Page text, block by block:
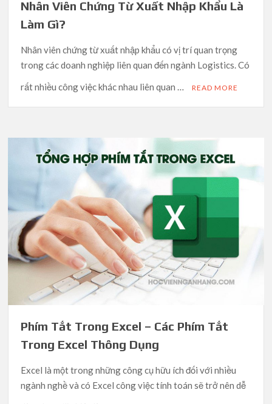
Nhân Viên Chứng Từ Xuất Nhập Khẩu Là
Làm Gì?
Nhân viên chứng từ xuất nhập khẩu có vị trí quan trọng
trong các doanh nghiệp liên quan đến ngành Logistics. Có
rất nhiều công việc khác nhau liên quan …
READ MORE
Phím Tắt Trong Excel – Các Phím Tắt
Trong Excel Thông Dụng
Excel là một trong những công cụ hữu ích đối với nhiều
ngành nghề và có Excel công việc tính toán sẽ trở nên dễ